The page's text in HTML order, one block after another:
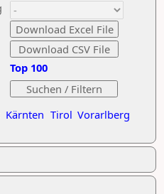
Kärnten Tirol Vorarlberg
Top 100